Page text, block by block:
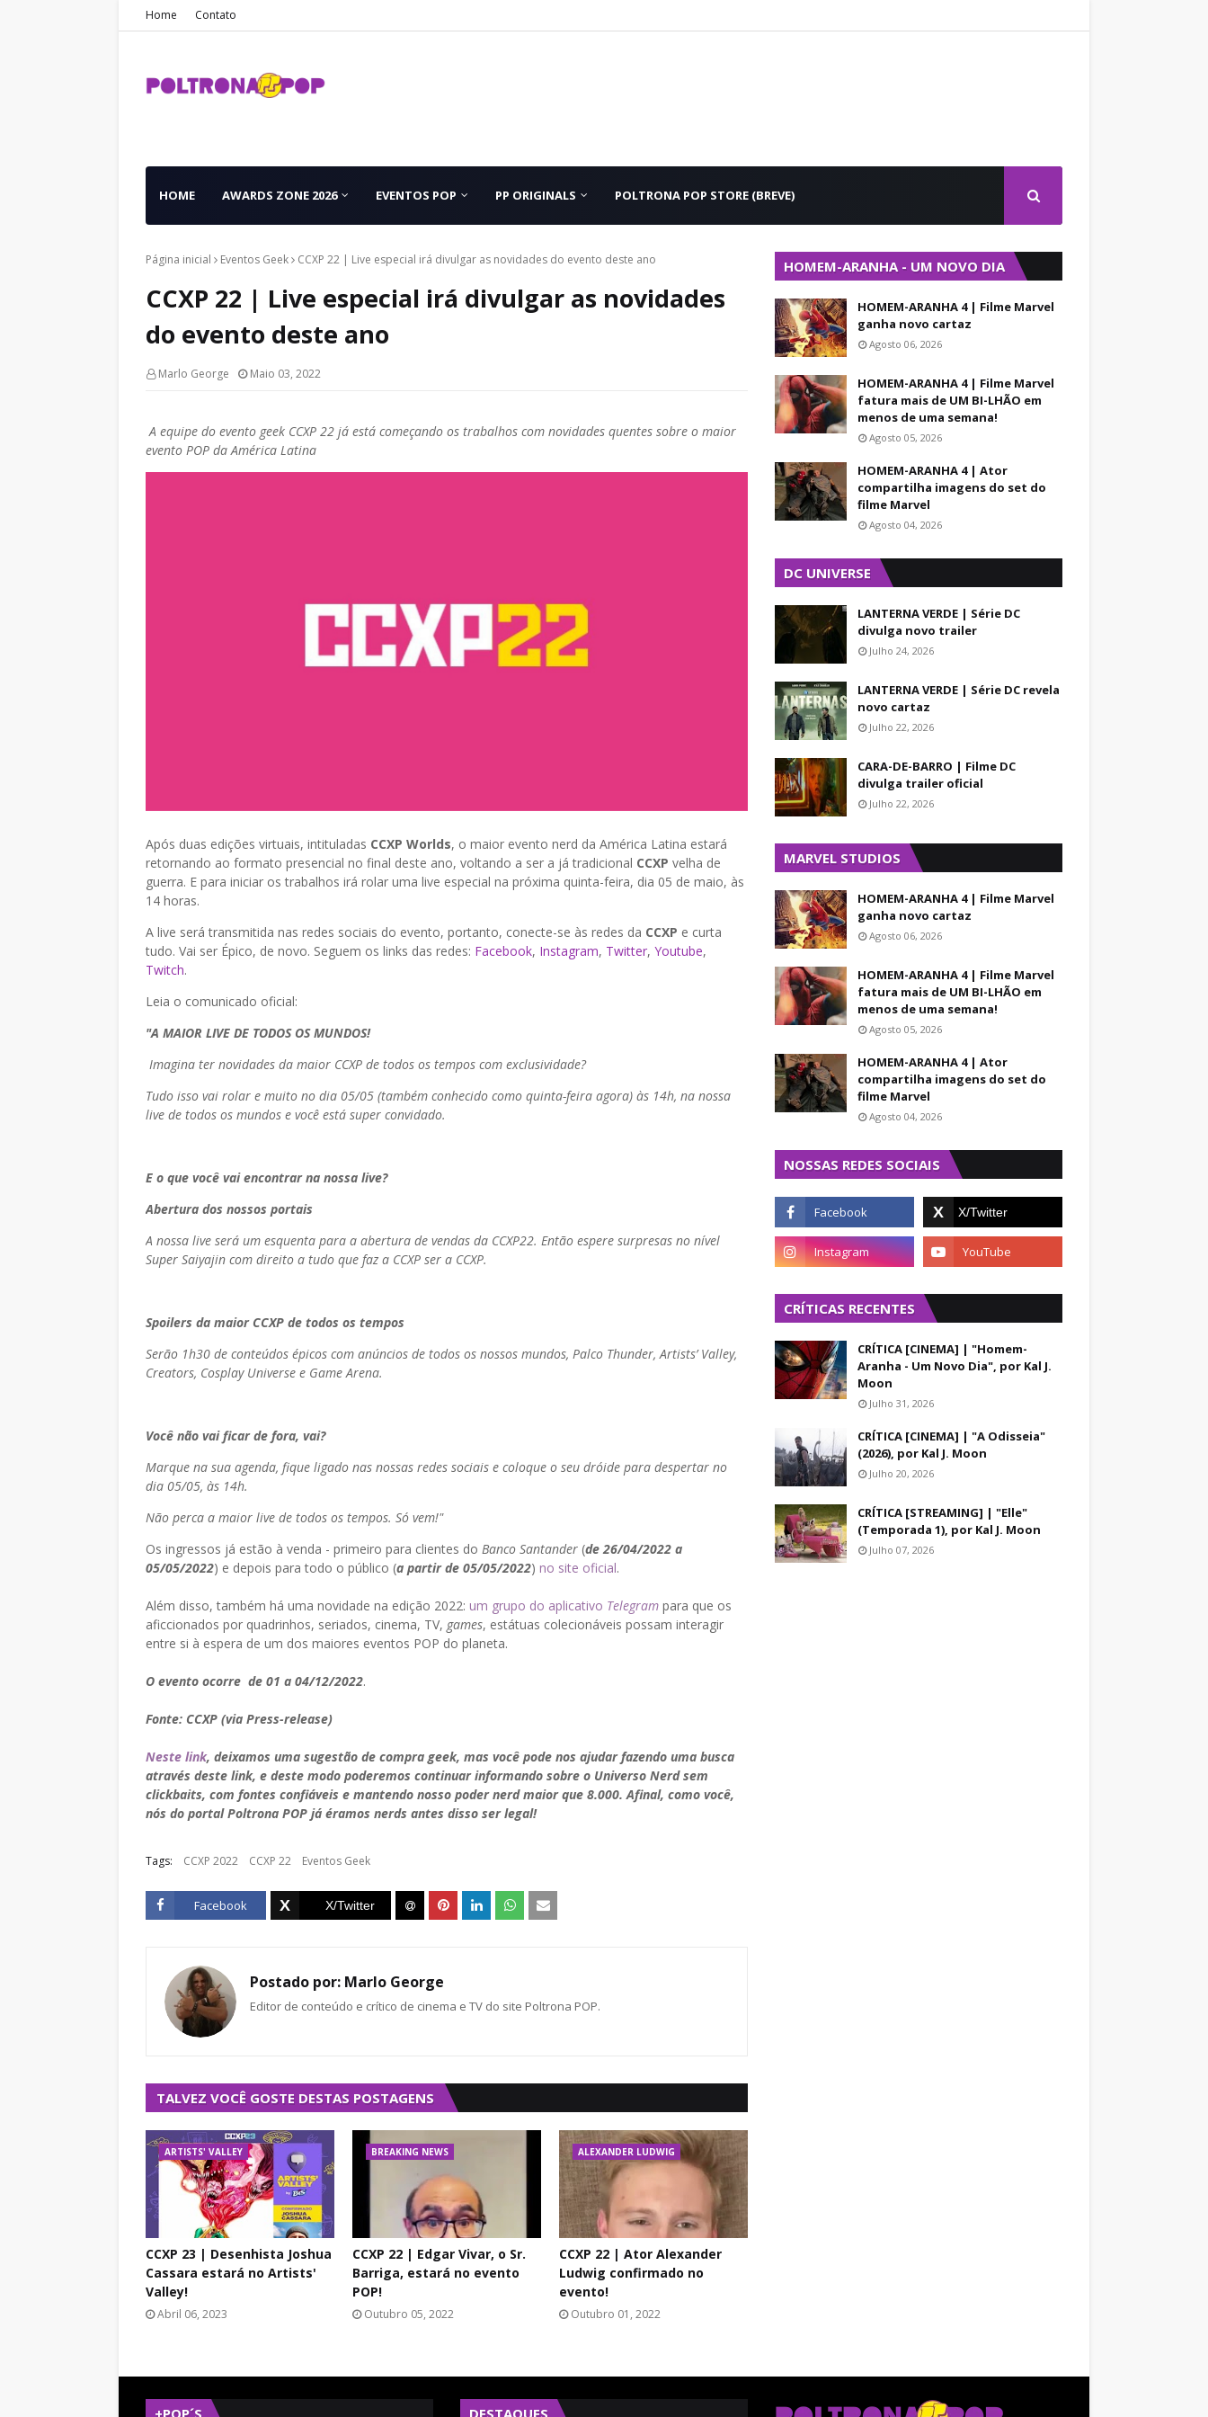
Home Contato
HOME AWARDS ZONE 2026 EVENTOS POP PP ORIGINALS POLTRONA POP STORE (BREVE)
Página inicial Eventos Geek CCXP 22 | Live especial irá divulgar as novidades do evento deste ano
CCXP 22 | Live especial irá divulgar as novidades
do evento deste ano
Marlo George Maio 03, 2022
A equipe do evento geek CCXP 22 já está começando os trabalhos com novidades quentes sobre o maior
evento POP da América Latina
Após duas edições virtuais, intituladas CCXP Worlds, o maior evento nerd da América Latina estará
retornando ao formato presencial no final deste ano, voltando a ser a já tradicional CCXP velha de
guerra. E para iniciar os trabalhos irá rolar uma live especial na próxima quinta-feira, dia 05 de maio, às
14 horas.
A live será transmitida nas redes sociais do evento, portanto, conecte-se às redes da CCXP e curta
tudo. Vai ser Épico, de novo. Seguem os links das redes: Facebook, Instagram, Twitter, Youtube,
Twitch.
Leia o comunicado oficial:
"A MAIOR LIVE DE TODOS OS MUNDOS!
Imagina ter novidades da maior CCXP de todos os tempos com exclusividade?
Tudo isso vai rolar e muito no dia 05/05 (também conhecido como quinta-feira agora) às 14h, na nossa
live de todos os mundos e você está super convidado.
E o que você vai encontrar na nossa live?
Abertura dos nossos portais
A nossa live será um esquenta para a abertura de vendas da CCXP22. Então espere surpresas no nível
Super Saiyajin com direito a tudo que faz a CCXP ser a CCXP.
Spoilers da maior CCXP de todos os tempos
Serão 1h30 de conteúdos épicos com anúncios de todos os nossos mundos, Palco Thunder, Artists’ Valley,
Creators, Cosplay Universe e Game Arena.
Você não vai ficar de fora, vai?
Marque na sua agenda, fique ligado nas nossas redes sociais e coloque o seu dróide para despertar no
dia 05/05, às 14h.
Não perca a maior live de todos os tempos. Só vem!"
Os ingressos já estão à venda - primeiro para clientes do Banco Santander (de 26/04/2022 a
05/05/2022) e depois para todo o público (a partir de 05/05/2022) no site oficial.
Além disso, também há uma novidade na edição 2022: um grupo do aplicativo Telegram para que os
aficcionados por quadrinhos, seriados, cinema, TV, games, estátuas colecionáveis possam interagir
entre si à espera de um dos maiores eventos POP do planeta.
O evento ocorre de 01 a 04/12/2022.
Fonte: CCXP (via Press-release)
Neste link, deixamos uma sugestão de compra geek, mas você pode nos ajudar fazendo uma busca
através deste link, e deste modo poderemos continuar informando sobre o Universo Nerd sem
clickbaits, com fontes confiáveis e mantendo nosso poder nerd maior que 8.000. Afinal, como você,
nós do portal Poltrona POP já éramos nerds antes disso ser legal!
Tags: CCXP 2022 CCXP 22 Eventos Geek
Facebook
Postado por: Marlo George
Editor de conteúdo e crítico de cinema e TV do site Poltrona POP.
TALVEZ VOCÊ GOSTE DESTAS POSTAGENS
ARTISTS' VALLEY
CCXP 23 | Desenhista Joshua
Cassara estará no Artists'
Valley!
Abril 06, 2023
BREAKING NEWS
CCXP 22 | Edgar Vivar, o Sr.
Barriga, estará no evento
POP!
Outubro 05, 2022
ALEXANDER LUDWIG
CCXP 22 | Ator Alexander
Ludwig confirmado no
evento!
Outubro 01, 2022
HOMEM-ARANHA - UM NOVO DIA
HOMEM-ARANHA 4 | Filme Marvel
ganha novo cartaz
Agosto 06, 2026
HOMEM-ARANHA 4 | Filme Marvel
fatura mais de UM BI-LHÃO em
menos de uma semana!
Agosto 05, 2026
HOMEM-ARANHA 4 | Ator
compartilha imagens do set do
filme Marvel
Agosto 04, 2026
DC UNIVERSE
LANTERNA VERDE | Série DC
divulga novo trailer
Julho 24, 2026
LANTERNA VERDE | Série DC revela
novo cartaz
Julho 22, 2026
CARA-DE-BARRO | Filme DC
divulga trailer oficial
Julho 22, 2026
MARVEL STUDIOS
HOMEM-ARANHA 4 | Filme Marvel
ganha novo cartaz
Agosto 06, 2026
HOMEM-ARANHA 4 | Filme Marvel
fatura mais de UM BI-LHÃO em
menos de uma semana!
Agosto 05, 2026
HOMEM-ARANHA 4 | Ator
compartilha imagens do set do
filme Marvel
Agosto 04, 2026
NOSSAS REDES SOCIAIS
CRÍTICAS RECENTES
CRÍTICA [CINEMA] | "Homem-
Aranha - Um Novo Dia", por Kal J.
Moon
Julho 31, 2026
CRÍTICA [CINEMA] | "A Odisseia"
(2026), por Kal J. Moon
Julho 20, 2026
CRÍTICA [STREAMING] | "Elle"
(Temporada 1), por Kal J. Moon
Julho 07, 2026
+POP´S DESTAQUES